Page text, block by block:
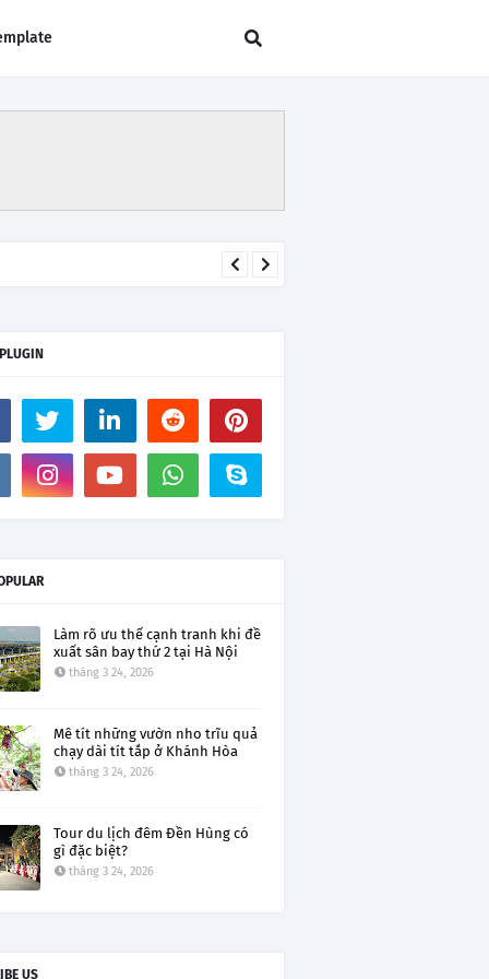
Làm rõ ưu thế cạnh tranh khi đề
xuất sân bay thứ 2 tại Hà Nội
tháng 3 24, 2026
Mê tít những vườn nho trĩu quả
chạy dài tít tắp ở Khánh Hòa
tháng 3 24, 2026
Tour du lịch đêm Đền Hùng có
gì đặc biệt?
tháng 3 24, 2026
US